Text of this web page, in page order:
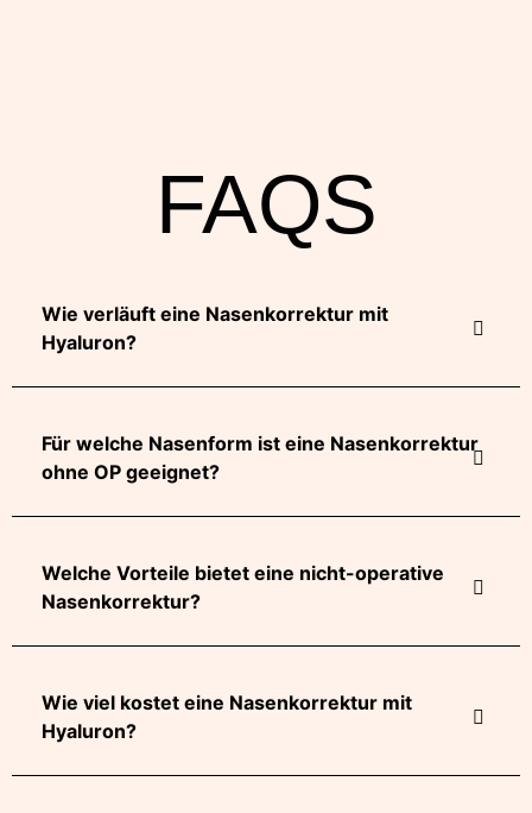
FAQS
Wie verläuft eine Nasenkorrektur mit
Hyaluron?
Für welche Nasenform ist eine Nasenkorrektur
ohne OP geeignet?
Welche Vorteile bietet eine nicht-operative
Nasenkorrektur?
Wie viel kostet eine Nasenkorrektur mit
Hyaluron?